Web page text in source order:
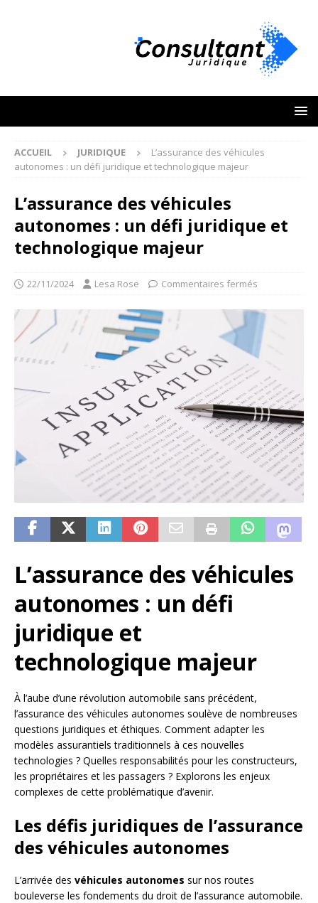
ACCUEIL JURIDIQUE
L’assurance des véhicules
autonomes : un défi juridique et technologique majeur
L’assurance des véhicules
autonomes : un défi juridique et
technologique majeur
22/11/2024 Lesa Rose Commentaires fermés
L’assurance des véhicules
autonomes : un défi
juridique et
technologique majeur
À l’aube d’une révolution automobile sans précédent,
l’assurance des véhicules autonomes soulève de nombreuses
questions juridiques et éthiques. Comment adapter les
modèles assurantiels traditionnels à ces nouvelles
technologies ? Quelles responsabilités pour les constructeurs,
les propriétaires et les passagers ? Explorons les enjeux
complexes de cette problématique d’avenir.
Les défis juridiques de l’assurance
des véhicules autonomes
L’arrivée des véhicules autonomes sur nos routes
bouleverse les fondements du droit de l’assurance automobile.